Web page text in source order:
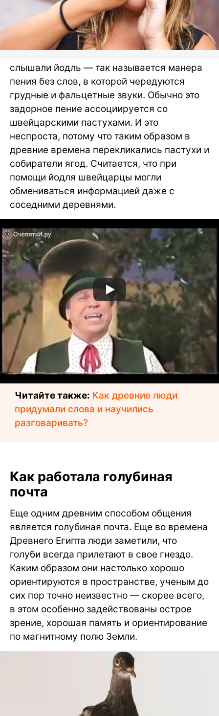
Пример общения при помощи свиста
слышали йодль — так называется манера
пения без слов, в которой чередуются
грудные и фальцетные звуки. Обычно это
задорное пение ассоциируется со
швейцарскими пастухами. И это
неспроста, потому что таким образом в
древние времена перекликались пастухи и
собиратели ягод. Считается, что при
помощи йодля швейцарцы могли
обмениваться информацией даже с
соседними деревнями.
Вот так звучит йодль
Читайте также: Как древние люди
придумали слова и научились
разговаривать?
Как работала голубиная
почта
Еще одним древним способом общения
является голубиная почта. Еще во времена
Древнего Египта люди заметили, что
голуби всегда прилетают в свое гнездо.
Каким образом они настолько хорошо
ориентируются в пространстве, ученым до
сих пор точно неизвестно — скорее всего,
в этом особенно задействованы острое
зрение, хорошая память и ориентирование
по магнитному полю Земли.